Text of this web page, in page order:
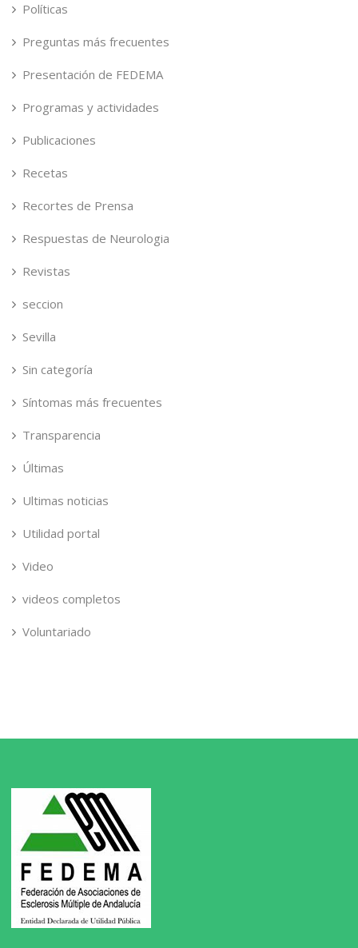
Políticas
Preguntas más frecuentes
Presentación de FEDEMA
Programas y actividades
Publicaciones
Recetas
Recortes de Prensa
Respuestas de Neurologia
Revistas
seccion
Sevilla
Sin categoría
Síntomas más frecuentes
Transparencia
Últimas
Ultimas noticias
Utilidad portal
Video
videos completos
Voluntariado